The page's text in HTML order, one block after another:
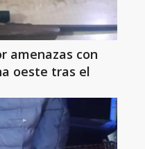
amenazas con
oeste tras el